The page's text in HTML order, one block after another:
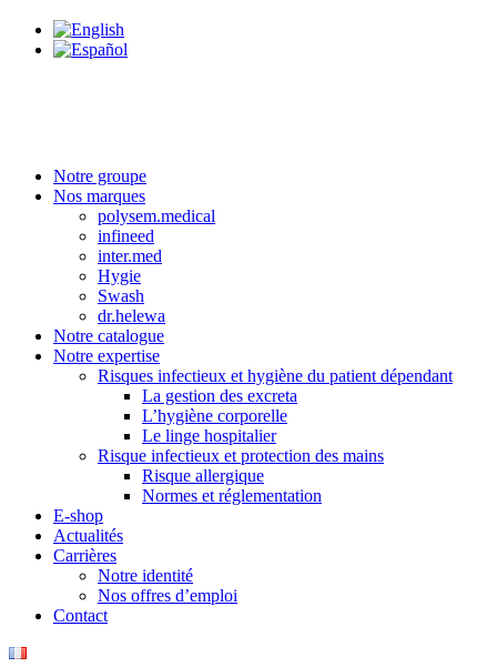
Notre groupe
Nos marques
polysem.medical
infineed
inter.med
Hygie
Swash
dr.helewa
Notre catalogue
Notre expertise
Risques infectieux et hygiène du patient dépendant
La gestion des excreta
L’hygiène corporelle
Le linge hospitalier
Risque infectieux et protection des mains
Risque allergique
Normes et réglementation
E-shop
Actualités
Carrières
Notre identité
Nos offres d’emploi
Contact